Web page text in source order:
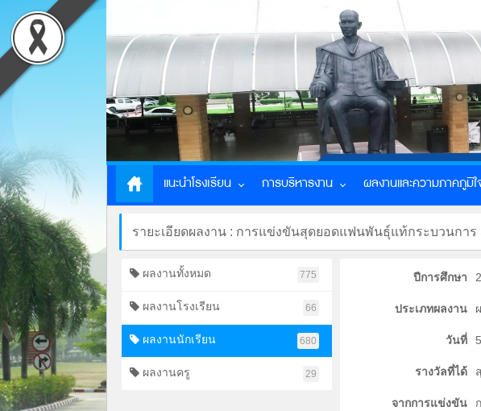
แนะนำโรงเรียน การบริหารงาน ผลงานและความภาคภูมิใ
รายะเอียดผลงาน : การแข่งขันสุดยอดแฟนพันธุ์แท้กระบวนกา
ผลงานทั้งหมด 775
ผลงานโรงเรียน 66
ผลงานนักเรียน 680
ผลงานครู 29
ปีการศึกษา
ประเภทผลงาน
วันที่
รางวัลที่ได้
จากการแข่งขัน